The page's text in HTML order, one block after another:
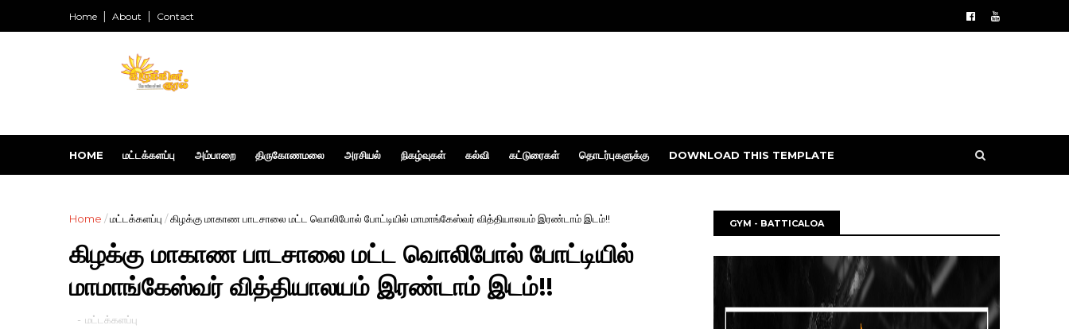
Home About Contact
HOME மட்டக்களப்பு அம்பாறை திருகோணமலை அரசியல் நிகழ்வுகள் கல்வி கட்டுரைகள் தொடர்புகளுக்கு DOWNLOAD THIS TEMPLATE
Home /மட்டக்களப்பு /கிழக்கு மாகாண பாடசாலை மட்ட வொலிபோல் போட்டியில் மாமாங்கேஸ்வர் வித்தியாலயம் இரண்டாம் இடம்!!
கிழக்கு மாகாண பாடசாலை மட்ட வொலிபோல் போட்டியில்
மாமாங்கேஸ்வர் வித்தியாலயம் இரண்டாம் இடம்!!
- மட்டக்களப்பு
GYM - BATTICALOA